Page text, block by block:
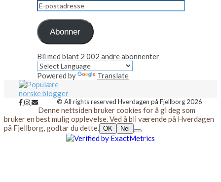
E-
postadresse
Abonner
Bli med blant 2 002 andre abonnenter
Powered by Translate
© All rights reserved Hverdagen på Fjellborg 2026
Denne nettsiden bruker cookies for å gi deg som
bruker en best mulig opplevelse. Ved å bli værende på Hverdagen
på Fjellborg, godtar du dette. OK Nei